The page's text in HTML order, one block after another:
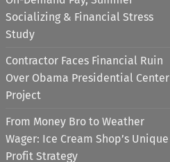
Socializing & Financial Stress
Study
Contractor Faces Financial Ruin
Over Obama Presidential Center
Project
From Money Bro to Weather
Wager: Ice Cream Shop’s Unique
Profit Strategy